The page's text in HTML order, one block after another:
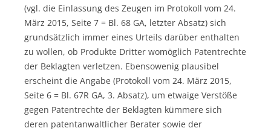
(vgl. die Einlassung des Zeugen im Protokoll vom 24.
März 2015, Seite 7 = Bl. 68 GA, letzter Absatz) sich
grundsätzlich immer eines Urteils darüber enthalten
zu wollen, ob Produkte Dritter womöglich Patentrechte
der Beklagten verletzen. Ebensowenig plausibel
erscheint die Angabe (Protokoll vom 24. März 2015,
Seite 6 = Bl. 67R GA, 3. Absatz), um etwaige Verstöße
gegen Patentrechte der Beklagten kümmere sich
deren patentanwaltlicher Berater sowie der